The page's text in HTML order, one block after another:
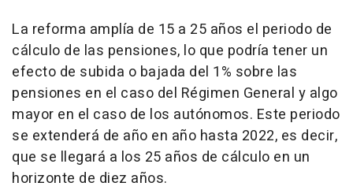
La reforma amplía de 15 a 25 años el periodo de
cálculo de las pensiones, lo que podría tener un
efecto de subida o bajada del 1% sobre las
pensiones en el caso del Régimen General y algo
mayor en el caso de los autónomos. Este periodo
se extenderá de año en año hasta 2022, es decir,
que se llegará a los 25 años de cálculo en un
horizonte de diez años.